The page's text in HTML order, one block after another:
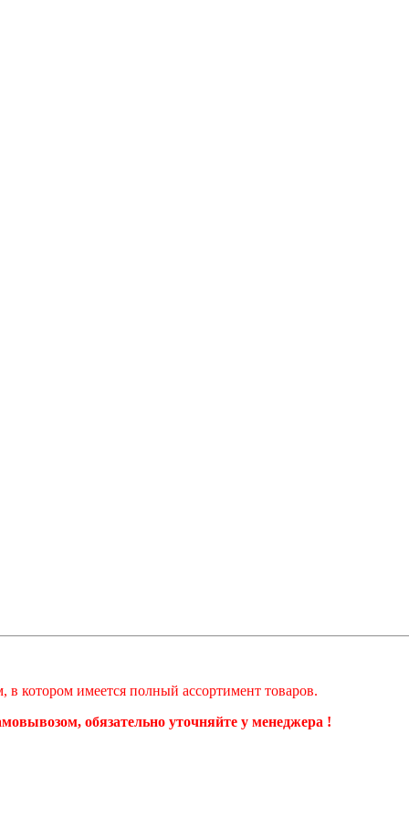
котором имеется полный ассортимент товаров.
обязательно уточняйте у менеджера !